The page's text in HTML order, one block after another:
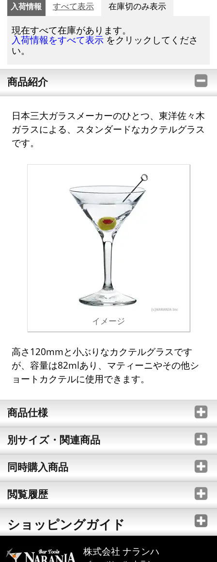
入荷情報 すべて表示 在庫切のみ表示
現在すべて在庫があります。
入荷情報をすべて表示 をクリックしてくださ
い。
商品紹介
日本三大ガラスメーカーのひとつ、東洋佐々木
ガラスによる、スタンダードなカクテルグラス
です。
イメージ
高さ120mmと小ぶりなカクテルグラスです
が、容量は82mlあり、マティーニやその他シ
ョートカクテルに使用できます。
商品仕様
別サイズ・関連商品
同時購入商品
閲覧履歴
ショッピングガイド
株式会社 ナランハ